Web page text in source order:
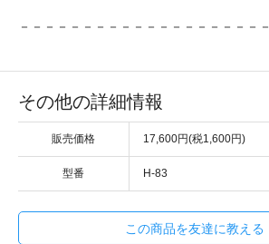
－－－－－－－－－－－－－－－－－－－－
その他の詳細情報
販売価格 17,600円(税1,600円)
型番 H-83
この商品を友達に教える